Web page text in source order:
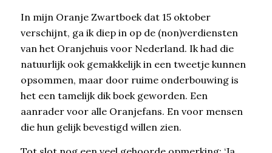
In mijn Oranje Zwartboek dat 15 oktober
verschijnt, ga ik diep in op de (non)verdiensten
van het Oranjehuis voor Nederland. Ik had die
natuurlijk ook gemakkelijk in een tweetje kunnen
opsommen, maar door ruime onderbouwing is
het een tamelijk dik boek geworden. Een
aanrader voor alle Oranjefans. En voor mensen
die hun gelijk bevestigd willen zien.